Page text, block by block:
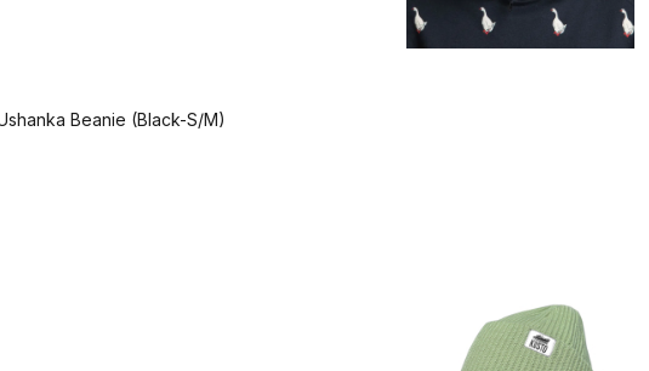
Beanie (Black-S/M)